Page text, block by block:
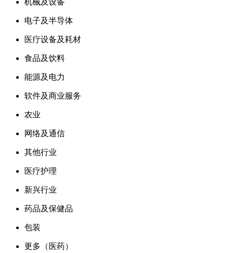
电子及半导体
医疗设备及耗材
食品及饮料
能源及电力
软件及商业服务
农业
网络及通信
其他行业
医疗护理
新兴行业
药品及保健品
包装
更多（医药）